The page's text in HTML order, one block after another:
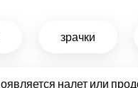
зрачки
налет или